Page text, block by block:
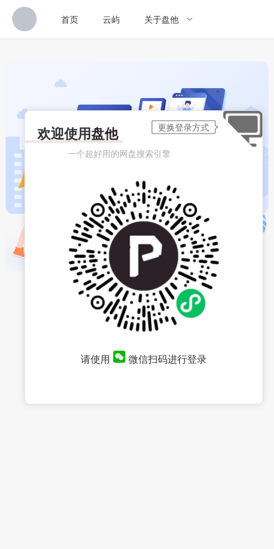
首页 云屿 关于盘他
欢迎使用盘他
一个超好用的网盘搜索引擎
请使用 微信扫码进行登录